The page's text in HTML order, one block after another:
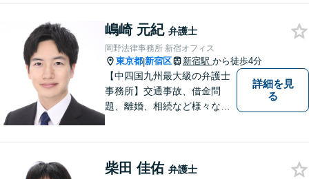
嶋崎 元紀 弁護士
岡野法律事務所 新宿オフィス
東京都|新宿区 新宿駅 から徒歩4分
【中四国九州最大級の弁護士
事務所】交通事故、借金問
題、離婚、相続など様々な問
い！
詳細を見
る
柴田 佳佑 弁護士